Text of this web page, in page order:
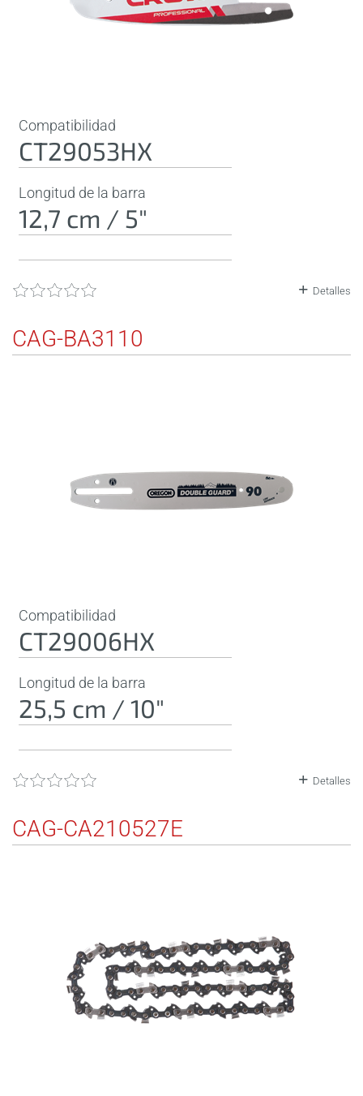
Compatibilidad
CT29053HX
Longitud de la barra
12,7 cm / 5"
Detalles
CAG-BA3110
Compatibilidad
CT29006HX
Longitud de la barra
25,5 cm / 10"
Detalles
CAG-CA210527E